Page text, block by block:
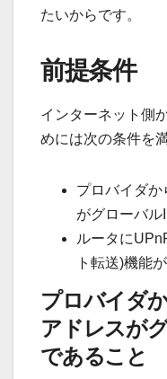
たいからです。
前提条件
インターネット側
めには次の条件を
プロバイダか
がグローバル
ルータに
ト転送)機能
プロバイダ
アドレスが
であること